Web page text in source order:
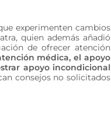
experimenten cambios
quien además añadió
de ofrecer atención
médica, el apoyo
apoyo incondicional
consejos no solicitados